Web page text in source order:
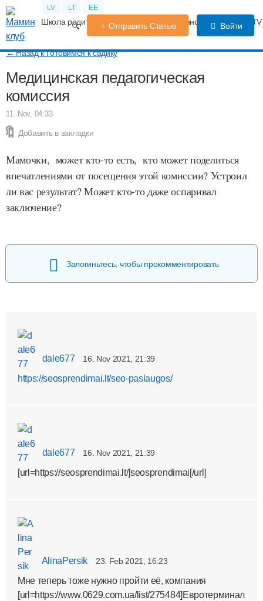
LV LT EE
Школа родителей Календарь беременности Форум
Отправить Статью Войти
← Назад к Готовимся к садику
Медицинская педагогическая
комиссия
11. Nov, 04:33
Добавить в закладки
Мамочки, может кто-то есть, кто может поделиться
впечатлениями от посещения этой комиссии? Устроил
ли вас результат? Может кто-то даже оспаривал
заключение?
Залогиньтесь, чтобы прокомментировать
dale677 16. Nov 2021, 21:39
https://seosprendimai.lt/seo-paslaugos/
dale677 16. Nov 2021, 21:39
[url=https://seosprendimai.lt/]seosprendimai[/url]
AlinaPersik 23. Feb 2021, 16:23
Мне теперь тоже нужно пройти её, компания
[url=https://www.0629.com.ua/list/275484]Евротерминал